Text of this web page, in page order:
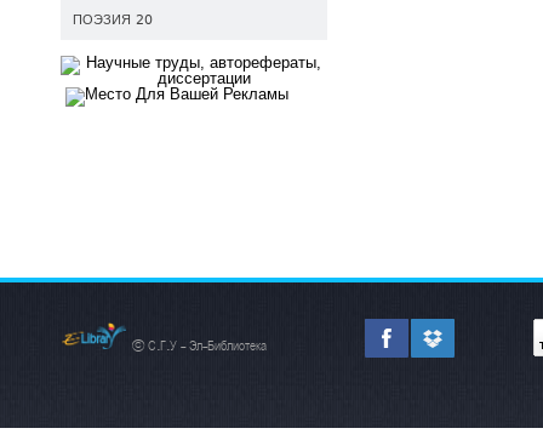
ПОЭЗИЯ 20
© С.Г.У - Эл-Библиотека